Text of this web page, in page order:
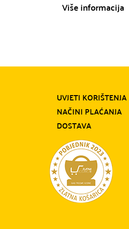
Više informacija
UVJETI KORIŠTENJA
NAČINI PLAĆANJA
DOSTAVA